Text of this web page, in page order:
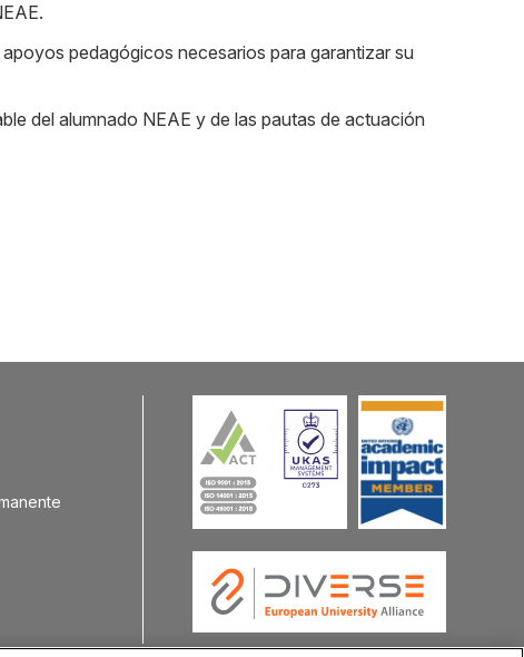
pedagógicos necesarios para garantizar su
del alumnado NEAE y de las pautas de actuación